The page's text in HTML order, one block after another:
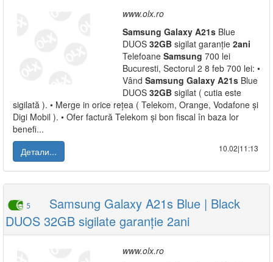
www.olx.ro
Samsung Galaxy A21s Blue
DUOS 32GB sigilat garanție 2ani
Telefoane Samsung 700 lei
Bucuresti, Sectorul 2 8 feb 700 lei: •
Vând Samsung Galaxy A21s Blue
DUOS 32GB sigilat ( cutia este
sigilată ). • Merge in orice rețea ( Telekom, Orange, Vodafone și
Digi Mobil ). • Ofer factură Telekom și bon fiscal în baza lor
benefi...
Детали...
10.02|11:13
5
Samsung Galaxy A21s Blue | Black
DUOS 32GB sigilate garanție 2ani
www.olx.ro